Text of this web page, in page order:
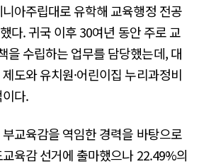
아주립대로 유학해 교육행정 전공
다. 귀국 이후 30여년 동안 주로 교
을 수립하는 업무를 담당했는데, 대
도와 유치원·어린이집 누리과정비
다.
교육감을 역임한 경력을 바탕으로
육감 선거에 출마했으나 22.49%의